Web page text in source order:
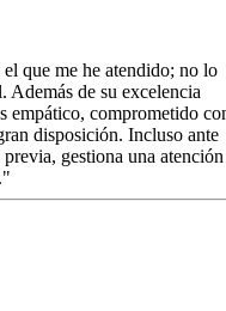
que me he atendido; no lo
de su excelencia
empático, comprometido
disposición. Incluso ante
gestiona una atención